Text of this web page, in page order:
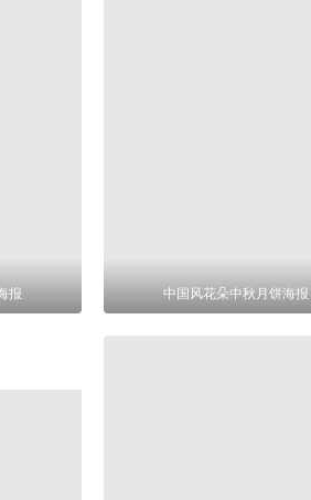
报 中国风花朵中秋月饼海报